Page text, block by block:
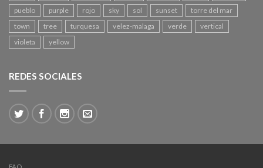
pueblo
purple rojo sky sol sunset
torre del mar
town
tree turquesa velez-malaga verde
vertical
violeta
yellow
REDES SOCIALES